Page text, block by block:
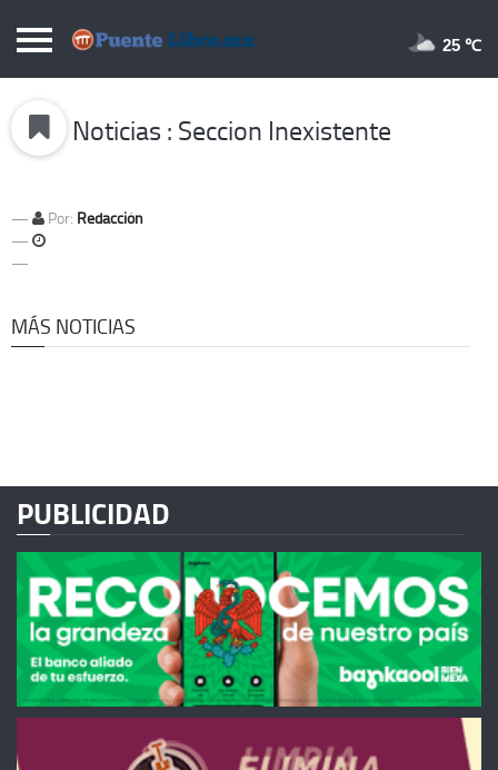
Puentelibre.mx
Local
Opinión
Cronos
Economía
25 ℃
Noticias : Seccion Inexistente
Por: Redacción
MÁS NOTICIAS
PUBLICIDAD